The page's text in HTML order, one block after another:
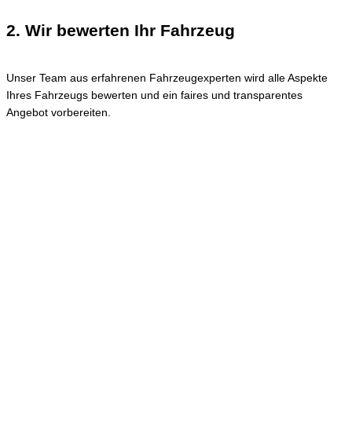
2. Wir bewerten Ihr Fahrzeug
Unser Team aus erfahrenen Fahrzeugexperten wird alle Aspekte
Ihres Fahrzeugs bewerten und ein faires und transparentes
Angebot vorbereiten.